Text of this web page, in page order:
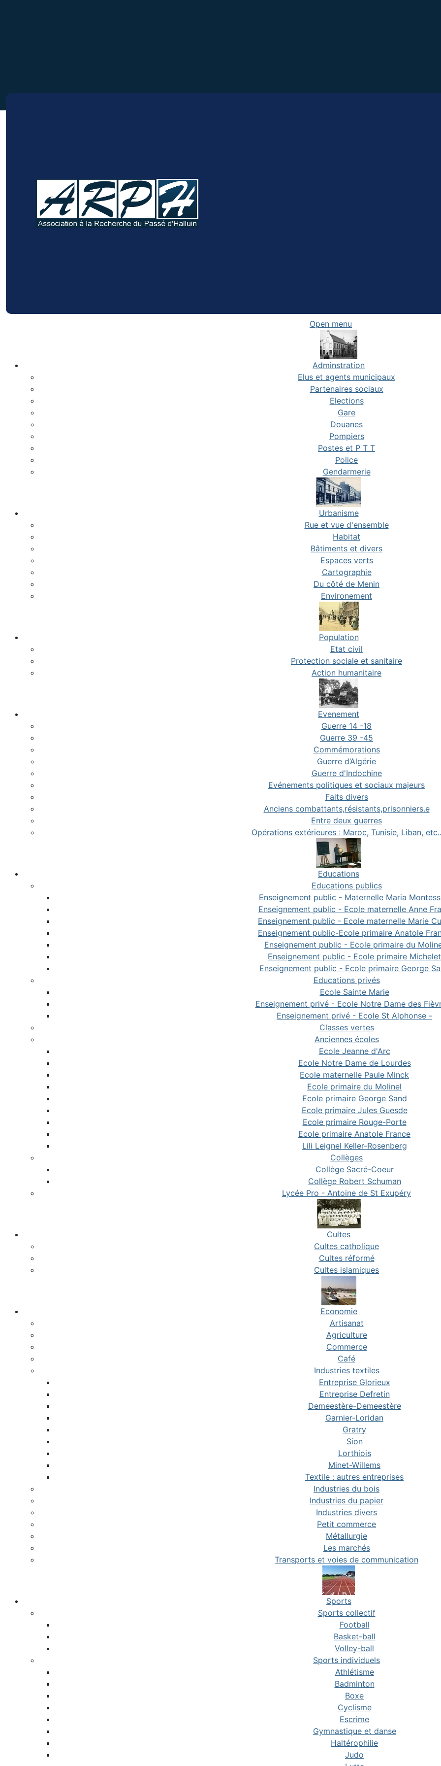
Open menu
Adminstration
Elus et agents municipaux
Partenaires sociaux
Elections
Gare
Douanes
Pompiers
Postes et P T T
Police
Gendarmerie
Urbanisme
Rue et vue d'ensemble
Habitat
Bâtiments et divers
Espaces verts
Cartographie
Du côté de Menin
Environement
Population
Etat civil
Protection sociale et sanitaire
Action humanitaire
Evenement
Guerre 14 -18
Guerre 39 -45
Commémorations
Guerre d’Algérie
Guerre d'Indochine
Evénements politiques et sociaux majeurs
Faits divers
Anciens combattants,résistants,prisonniers.e
Entre deux guerres
Opérations extérieures : Maroc, Tunisie, Liban, etc..
Educations
Educations publics
Enseignement public - Maternelle Maria
Enseignement public - Ecole maternelle Anne
Enseignement public - Ecole maternelle Marie
Enseignement public-Ecole primaire Anatole
Enseignement public - Ecole primaire du
Enseignement public - Ecole primaire Michelet
Enseignement public - Ecole primaire George
Educations privés
Ecole Sainte Marie
Enseignement privé - Ecole Notre Dame des
Enseignement privé - Ecole St Alphonse -
Classes vertes
Anciennes écoles
Ecole Jeanne d'Arc
Ecole Notre Dame de Lourdes
Ecole maternelle Paule Minck
Ecole primaire du Molinel
Ecole primaire George Sand
Ecole primaire Jules Guesde
Ecole primaire Rouge-Porte
Ecole primaire Anatole France
Lili Leignel Keller-Rosenberg
Collèges
Collège Sacré-Coeur
Collège Robert Schuman
Lycée Pro - Antoine de St Exupéry
Cultes
Cultes catholique
Cultes réformé
Cultes islamiques
Economie
Artisanat
Agriculture
Commerce
Café
Industries textiles
Entreprise Glorieux
Entreprise Defretin
Demeestère-Demeestère
Garnier-Loridan
Gratry
Sion
Lorthiois
Minet-Willems
Textile : autres entreprises
Industries du bois
Industries du papier
Industries divers
Petit commerce
Métallurgie
Les marchés
Transports et voies de communication
Sports
Sports collectif
Football
Basket-ball
Volley-ball
Sports individuels
Athlétisme
Badminton
Boxe
Cyclisme
Escrime
Gymnastique et danse
Haltérophilie
Judo